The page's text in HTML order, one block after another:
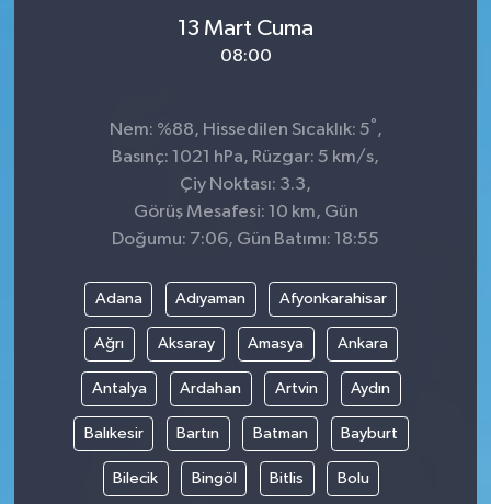
13 Mart Cuma
08:00
Nem: %88, Hissedilen Sıcaklık: 5° ,
Basınç: 1021 hPa, Rüzgar: 5 km/s,
Çiy Noktası: 3.3,
Görüş Mesafesi: 10 km, Gün
Doğumu: 7:06, Gün Batımı: 18:55
Adana Adıyaman Afyonkarahisar
Ağrı Aksaray Amasya Ankara
Antalya Ardahan Artvin Aydın
Balıkesir Bartın Batman Bayburt
Bilecik Bingöl Bitlis Bolu